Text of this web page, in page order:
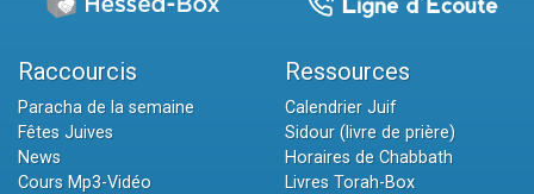
Raccourcis
Paracha de la semaine
Fêtes Juives
News
Cours Mp3-Vidéo
Ressources
Calendrier Juif
Sidour (livre de prière)
Horaires de Chabbath
Livres Torah-Box